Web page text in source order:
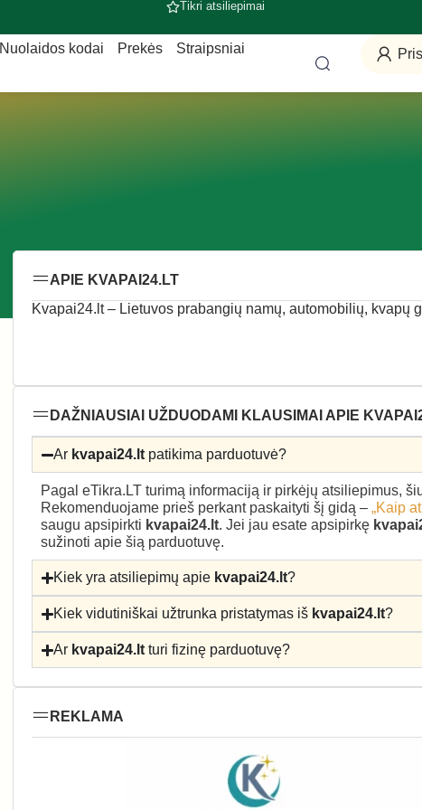
Tikri atsiliepimai
Nuolaidos kodai Prekės Straipsniai
APIE KVAPAI24.LT
Kvapai24.lt – Lietuvos prabangių namų, automobilių, kvapų
DAŽNIAUSIAI UŽDUODAMI KLAUSIMAI APIE
Ar kvapai24.lt patikima parduotuvė?
Pagal eTikra.LT turimą informaciją ir pirkėjų atsiliepimus,
Rekomenduojame prieš perkant paskaityti šį gidą – „Kaip
saugu apsipirkti kvapai24.lt. Jei jau esate apsipirkę
sužinoti apie šią parduotuvę.
Kiek yra atsiliepimų apie kvapai24.lt?
Kiek vidutiniškai užtrunka pristatymas iš kvapai24.lt?
Ar kvapai24.lt turi fizinę parduotuvę?
REKLAMA